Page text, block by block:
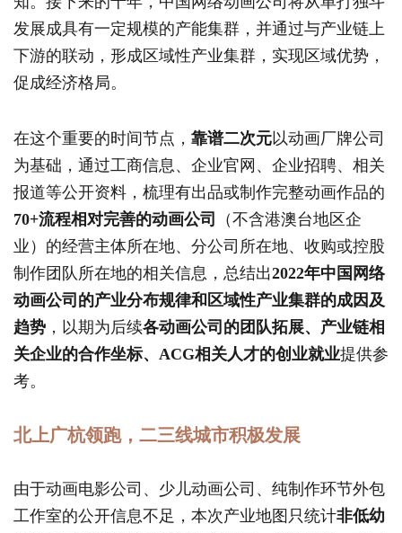
发展成具有一定规模的产能集群，并通过与产业链上
下游的联动，形成区域性产业集群，实现区域优势，
促成经济格局。
在这个重要的时间节点， 靠谱二次元以动画厂牌公司
为基础，通过工商信息、企业官网、企业招聘、相关
报道等公开资料，梳理有出品或制作完整动画作品的
70+流程相对完善的动画公司
（不含港澳台地区企
业）的经营主体所在地、分公司所在地、收购或控股
制作团队所在地的相关信息，总结出2022年中国网络
动画公司的产业分布规律和区域性产业集群的成因及
趋势 ，以期为后续各动画公司的团队拓展、产业链相
关企业的合作坐标、ACG相关人才的创业就业提供参
考。
北上广杭领跑，二三线城市积极发展
由于动画电影公司、少儿动画公司、纯制作环节外包
工作室的公开信息不足，本次产业地图只统计非低幼